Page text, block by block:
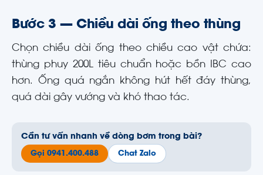
Bước 3 — Chiều dài ống theo thùng
Chọn chiều dài ống theo chiều cao vật chứa:
thùng phuy 200L tiêu chuẩn hoặc bồn IBC cao
hơn. Ống quá ngắn không hút hết đáy thùng,
quá dài gây vướng và khó thao tác.
Cần tư vấn nhanh về dòng bơm trong bài?
Gọi 0941.400.488 Chat Zalo